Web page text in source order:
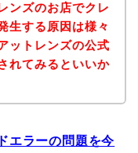
ンズのお店でクレ
生する原因は様々
ットレンズの公式
れてみるといいか
エラーの問題を今